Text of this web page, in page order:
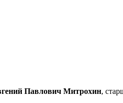
Павлович Митрохин,